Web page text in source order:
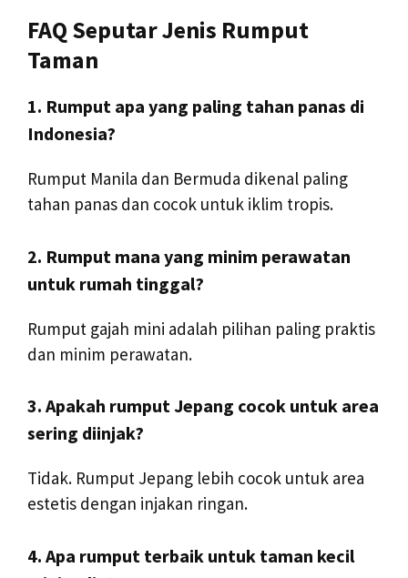
FAQ Seputar Jenis Rumput
Taman
1. Rumput apa yang paling tahan panas di
Indonesia?
Rumput Manila dan Bermuda dikenal paling
tahan panas dan cocok untuk iklim tropis.
2. Rumput mana yang minim perawatan
untuk rumah tinggal?
Rumput gajah mini adalah pilihan paling praktis
dan minim perawatan.
3. Apakah rumput Jepang cocok untuk area
sering diinjak?
Tidak. Rumput Jepang lebih cocok untuk area
estetis dengan injakan ringan.
4. Apa rumput terbaik untuk taman kecil